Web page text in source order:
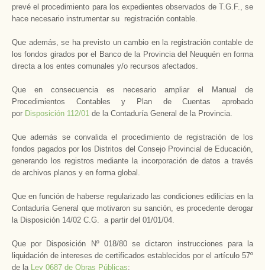
prevé el procedimiento para los expedientes observados de T.G.F., se
hace necesario instrumentar su registración contable.
Que además, se ha previsto un cambio en la registración contable de
los fondos girados por el Banco de la Provincia del Neuquén en forma
directa a los entes comunales y/o recursos afectados.
Que en consecuencia es necesario ampliar el Manual de
Procedimientos Contables y Plan de Cuentas aprobado
por Disposición 112/01 de la Contaduría General de la Provincia.
Que además se convalida el procedimiento de registración de los
fondos pagados por los Distritos del Consejo Provincial de Educación,
generando los registros mediante la incorporación de datos a través
de archivos planos y en forma global.
Que en función de haberse regularizado las condiciones edilicias en la
Contaduría General que motivaron su sanción, es procedente derogar
la Disposición 14/02 C.G. a partir del 01/01/04.
Que por Disposición Nº 018/80 se dictaron instrucciones para la
liquidación de intereses de certificados establecidos por el artículo 57º
de la Ley 0687 de Obras Públicas;